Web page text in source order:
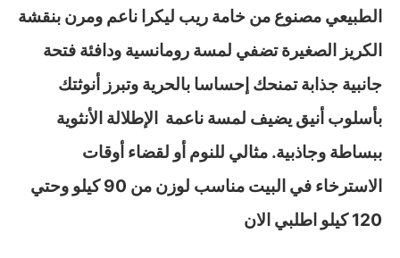
الطبيعي مصنوع من خامة ريب ليكرا ناعم ومرن بنقشة
الكريز الصغيرة تضفي لمسة رومانسية ودافئة فتحة
جانبية جذابة تمنحك إحساسا بالحرية وتبرز أنوثتك
بأسلوب أنيق يضيف لمسة ناعمة الإطلالة الأنثوية
ببساطة وجاذبية. مثالي للنوم أو لقضاء أوقات
الاسترخاء في البيت مناسب لوزن من 90 كيلو وحتي
120 كيلو اطلبي الان